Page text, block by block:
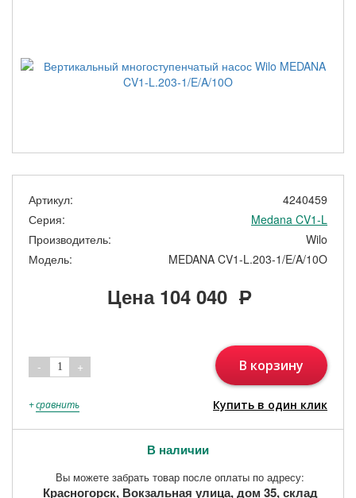
Артикул:
4240459
Серия:
Medana CV1-L
Производитель:
Wilo
Модель:
MEDANA CV1-L.203-1/E/A/10O
Цена 104 040 Р
- 1 + В корзину
+сравнить Купить в один клик
В наличии
Вы можете забрать товар после оплаты по адресу:
Красногорск, Вокзальная улица, дом 35, склад